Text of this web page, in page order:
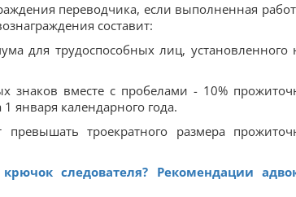
переводчика, если выполненная
составит:
для трудоспособных лиц, установленного
знаков вместе с пробелами - 10%
января календарного года.
троекратного размера
следователя? Рекомендации